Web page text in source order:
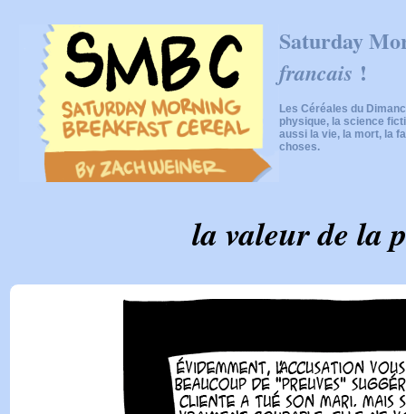
Saturday
francais !
Les Céréales du
physique, la science
aussi la vie, la mort, la
choses.
la valeur de la